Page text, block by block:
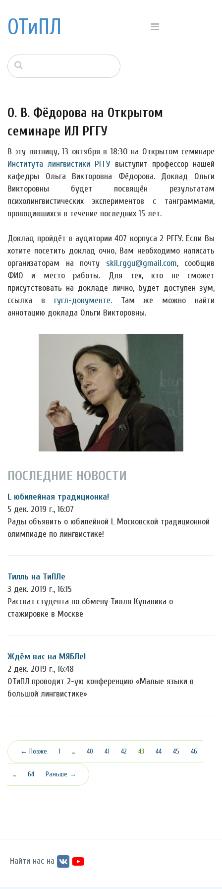
ОТиПЛ
О. В. Фёдорова на Открытом
семинаре ИЛ РГГУ
В эту пятницу, 13 октября в 18:30 на Открытом семинаре
Института лингвистики РГГУ выступит профессор нашей
кафедры Ольга Викторовна Фёдорова. Доклад Ольги
Викторовны будет посвящён результатам
психолингвистических экспериментов с танграммами,
проводившихся в течение последних 15 лет.
Доклад пройдёт в аудитории 407 корпуса 2 РГГУ. Если Вы
хотите посетить доклад очно, Вам необходимо написать
организаторам на почту skil.rggu@gmail.com, сообщив
ФИО и место работы. Для тех, кто не сможет
присутствовать на докладе лично, будет доступен зум,
ссылка в гугл-документе.Там же можно найти
аннотацию доклада Ольги Викторовны.
ПОСЛЕДНИЕ НОВОСТИ
L юбилейная традиционка!
5 дек. 2019 г., 16:07
Рады объявить о юбилейной L Московской традиционной
олимпиаде по лингвистике!
Тилль на ТиПЛе
3 дек. 2019 г., 16:15
Рассказ студента по обмену Тилля Кулавика о
стажировке в Москве
Ждём вас на МЯБЛе!
2 дек. 2019 г., 16:48
ОТиПЛ проводит 2-ую конференцию «Малые языки в
большой лингвистике»
← Позже 1 … 40 41 42 43 (текущая)
44 45 46
… 64 Раньше →
Найти нас на